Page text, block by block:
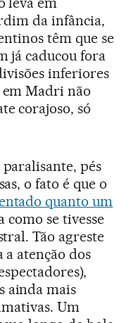
da infância,
têm que se
já caducou fora
inferiores
em Madri não
corajoso, só
pés
o fato é que o
quanto um
como se tivesse
Tão agreste
atenção dos
ainda mais
Um